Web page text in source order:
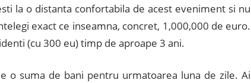
la o distanta confortabila de acest eveniment si nu
exact ce inseamna, concret, 1,000,000 de euro.
(cu 300 eu) timp de aproape 3 ani.
o suma de bani pentru urmatoarea luna de zile. Ai